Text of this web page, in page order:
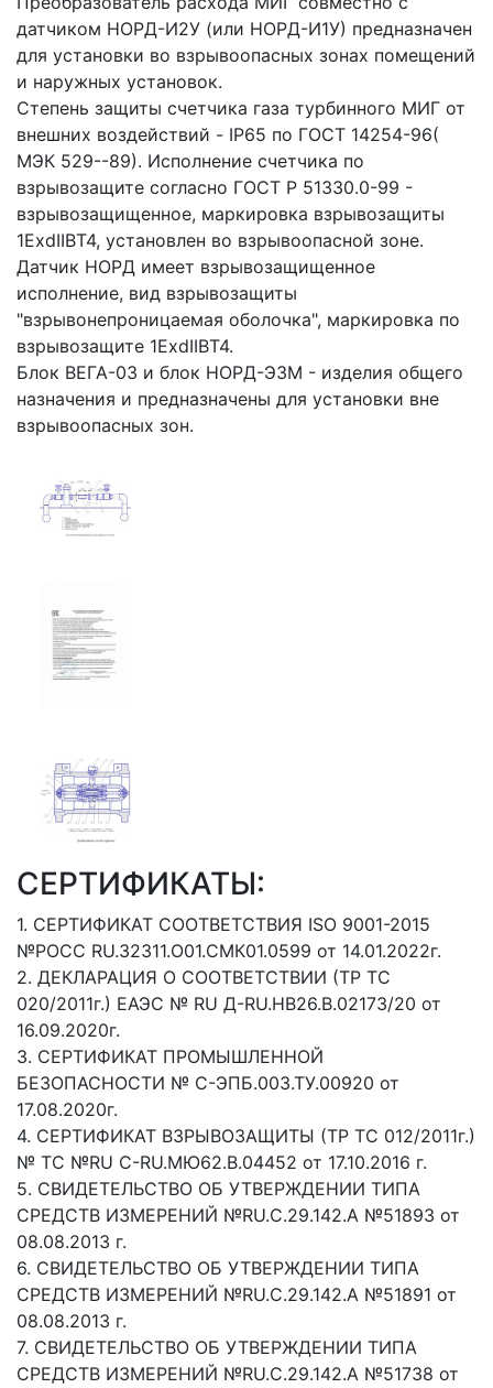
датчиком НОРД-И2У (или НОРД-И1У) предназначен
для установки во взрывоопасных зонах помещений
и наружных установок.
Степень защиты счетчика газа турбинного МИГ от
внешних воздействий - IP65 по ГОСТ 14254-96(
МЭК 529--89). Исполнение счетчика по
взрывозащите согласно ГОСТ Р 51330.0-99 -
взрывозащищенное, маркировка взрывозащиты
1ЕxdIIBT4, установлен во взрывоопасной зоне.
Датчик НОРД имеет взрывозащищенное
исполнение, вид взрывозащиты
"взрывонепроницаемая оболочка", маркировка по
взрывозащите 1ЕхdIIВТ4.
Блок ВЕГА-03 и блок НОРД-Э3М - изделия общего
назначения и предназначены для установки вне
взрывоопасных зон.
СЕРТИФИКАТЫ:
1. СЕРТИФИКАТ СООТВЕТСТВИЯ ISO 9001-2015
№РОСС RU.32311.О01.СМК01.0599 от 14.01.2022г.
2. ДЕКЛАРАЦИЯ О СООТВЕТСТВИИ (ТР ТС
020/2011г.) ЕАЭС № RU Д-RU.НВ26.В.02173/20 от
16.09.2020г.
3. СЕРТИФИКАТ ПРОМЫШЛЕННОЙ
БЕЗОПАСНОСТИ № С-ЭПБ.003.ТУ.00920 от
17.08.2020г.
4. СЕРТИФИКАТ ВЗРЫВОЗАЩИТЫ (ТР ТС 012/2011г.)
№ ТС №RU C-RU.МЮ62.В.04452 от 17.10.2016 г.
5. СВИДЕТЕЛЬСТВО ОБ УТВЕРЖДЕНИИ ТИПА
СРЕДСТВ ИЗМЕРЕНИЙ №RU.C.29.142.А №51893 от
08.08.2013 г.
6. СВИДЕТЕЛЬСТВО ОБ УТВЕРЖДЕНИИ ТИПА
СРЕДСТВ ИЗМЕРЕНИЙ №RU.C.29.142.А №51891 от
08.08.2013 г.
7. СВИДЕТЕЛЬСТВО ОБ УТВЕРЖДЕНИИ ТИПА
СРЕДСТВ ИЗМЕРЕНИЙ №RU.C.29.142.А №51738 от